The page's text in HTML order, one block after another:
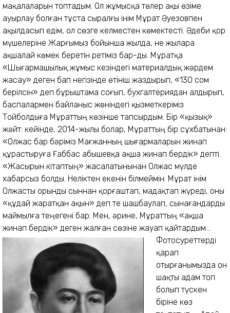
мақалаларын топтадым. Ол жұмысқа төлер ақы өзіме
ауырлау болған тұста сыралғы інім Мұрат Әуезовпен
ақылдасып едім, ол сөзге келместен көмектесті. Әдеби қор
мүшелеріне Жарғымыз бойынша жылда, не жылара
ақшалай көмек беретін ретіміз бар-ды. Мұратқа
«Шығармашылық жұмыс кезіндегі материалдық жәрдем
жасау» деген бап негізінде өтініш жаздырып, «130 сом
берілсін» деп бұрыштама соғып, бухгалтериядан алдырып,
баспалармен байланыс жөніндегі қызметкеріміз
Тойболдыға Мұраттың көзінше тапсырдым. Бір «қызық»
жәйт: кейінде, 2014-жылы болар, Мұраттың бір сұхбатынан:
«Олжас бар бәріміз Мағжанның шығармаларын жинап
құрас­тыруға Ғаббас Қабышевқа ақша жинап бердік» депті.
«Жасырын кітаптың» жасалатынынан Олжас мүлде
хабарсыз болды. Неліктен екенін білмеймін: Мұрат інім
Олжасты орынды сыннан қорғаштап, мадақтап жүреді, оны
«құдай жаратқан ақын» деп те шашбаулап, сынағандарды
маймылға теңегені бар. Мен, әрине, Мұраттың «ақша
жинап бердік» деген жалған сөзіне жауап қайтардым...
Фотосуреттерді қарап отырғанымызда он шақты адам топ болып түскен біріне көз тоқтатып: – Апай, мына фотода кімдер бар, қай жылғы? – дегенмін. – Бұл, егер ұмытпасам, Мағжан бірінші тұтқыннан босағаннан кейін Мәскеуде тұрғанымызда түскені ғой... Мәскеуде достары, жолдастары болды. Александр Блокпен, тағы басқа ақындармен араласқан. Блокпен бірге театрға екі-үш рет барғанбыз. – Мына фотода Блок жоқ сияқты, ал Мағаң қайсысы? – дедім. Блоктың фотоларын сан көргендіктен оның мұнда жоқтығына шүбәләнбадым, ал бейнесі көзімізден ерте таса болған Мағаңды тани алмадым. – Блокпен де фотоға түскеніміз есімде, бірақ, ол фотоны алған-алмағанымды білмеймін, «байтал түтіл бас қайғы» болғанда неміздің, қайда қалғанын білер ес болды ма бізде?!. Иә, аңдағыда Блок жоқ, ал Мағжан бар... – деп апай аса ажарлы жігіт бейнесін сұқ саусағымен нұсқаңқырады да, сонсоң басындағы сары шағи орамалының бір ұшымен әуелі Мағаңның бейнесін, одан кейін басқаларын ақырын ғана сипай сүртіп, бір күрсініп қойды... – Апай, бұл фотоны да алайын, үлкейттірейін, – дедім. – Ала ғой, – деді. Мағаңның фотобейнесін қолжазба-кітап көлеміне сай 17x22 см. еттіріп төрт дана жасаттым да, бірінші томдарының беташарына желімдедім. Гәзет-журналдарда Мағаңның шаршаңқыраған кейіптегі фотосы шығып жүрген. Бұйрасындау шашы маңдайын жабыңқыраған, өзі бұйығыңқыраған күйдегісі. Ал мына фотосында Мағаң – жігіттің сұлтаны! Бір көргенде-ақ талай көзді суырып ала жаздаған шығар дерлік сұлу бейне! Оның бір данасын 2002-жылы «Қазақ әдебиеті» гәзетінің редакциясына алып барып, жауапты хатшы Еркін Жаппасовқа тапсырдым. «Мағжан ағамыз ғажап көркем болған екен ғой!» деп таңқалды. Ол суретті басқа да гәзет-журналға тараттым. ...Жасырын жасалған (самоиздат) сегіз кітапты Зылиха апайға алып бардым. – Апай, міне, дайын болды! – дедім, қуанышымды жасырмай. – Рахмет, қалқам!.. Рахмет!.. Көп... жүз жаса! – деп қалбалақтаған апай көз жасына ие бола алмай, кітаптарды кезек-кезек сипалай берді... Екі томдықтың бір данасын апайдың өзінде қалдырып, өзгелерін: мемлекеттік архивке, орталық кітапханаға, Әнуар Әлімжановқа бермек болғанбыз. Соны ескеріп: – Мен үшеуін апарып тапсырайын, сіз әуре болмаңыз, жарай ма? – деп едім, апай басын шайқап, білезікті оң қолын сілтеп: – Қалқам, мен басқаша ойлап отырмын. Архивке, кітапханаға тапсырмайық, оларды Әбділда Тәжібаев алып, құртып жібереді, ол Мағжанға тірісінде жау болып еді, өлісінде де әлі жау... Жоқ, кітапты оның қолына түсірмейік! Біреуін Әнуар Әлімжановқа бер, біреуін өзің ал, біреуін... Олжас Сүлейменовке бер, – деді, әншейіндегі қоңыр үні шыңылдаңқырап шығып. Тілегін орындадым. Том­дар­дың алғы бетін өзгерт­кен жоқпын, онда «архивке тапсырылды» деп қазақ, орыс тілдерінде қысқаша сілтеме-түсінік жазғанмын-ды. Әнуар өзіне тапсырылғанды: «Сен архивші-тарихшысың ғой, менен гөрі сенде болғаны дұрыс шығар», деп жазушы Амантай Сатаевқа сыйлапты. Жақсы жолдасым, сырласым Амантайдың маған ойында жоқ олжаға кенелгенін айтып, «ұпай теңестіргені» бар. Ал екітомдықтың басқа данасын бір күні Жазушылар одағы кеңсесінің подвалынан тауып алдым. Сол жылы, кеңсені күрделі жөндеуден өткізу басталып, иелері босатқан кабинеттерде «керексіз» болып қала берген кітаптар подвалға түсірілген екен.Әлдебір мерейтой алдында бір кітаптар керек болды да, ақын жолдасым Сабырхан Асанов екеуіміз подвалдың кілтін алып түскенбіз. Кітаптар ортаға үйіп қойылыпты. Сабырхан аңырып тұрып қалып: «Астапыралла!» – деді. Шынында, көз ұялар, көңіл қажалар көрініс болғанмен, не істерсің, керегімізді іздеуге кірістік. Бір тұстан өзіме таныс қос қоңыр томды көріп қалдым да, дереу ұмтылып барып алдым. «О не? Не кітап?» деді Сабырхан. Мен көрсеттім, айттым. (Жазушылар одағындағы төртінші хатшылық қызметінен Кинематография комитетінің төрағалығына ауысып кеткен Олжас Сүлейменовтің кабинетінде қалған кітаптармен бірге шығарып тасталғанын түсіндім). Сабырхан: «Маған берші!» деді, құмарта қалып. Көңілін жықпадым, бірінші томын бердім. Ал екінші томын «құпия қостомдық» шығарғанымнан хабардар сырлас ағам – жазушы-сыншы профессор Тұрсынбек Кәкішев: «Мағжан Жұмабаевтың аудармалары туралы зерттеу еңбек жазуыма керек еді» деп алды. Мағаң толық ақталды. Қуанышымызда шек болған жоқ. Баспадан алғашқы жинағы шықты. Зыхаңа барып, құттықтап: – Апай, көңіліңіздегі пәлен батпан зілден арылдыңыз ғой, сүйінішіңіз ұзағынан болсын! – дедім. Апай құшақтап, бетімнен сүйді де: – Отыршы, саған бір нәрсе айтайын. Мағжанның ақталғаны, кітабы шыққаны – халқына қуаныш, маған кеш болса да, аздап болса да бақыт. Біраз жасарып та қалдым, – деп жымиды. – Бірақ... – Апай қабақ шытты. Дөңгелек көзі кіреукеленді. – Орыстар: «Сила есть, ума не надо» дейді ғой, солай болды. Анау цекадағылар күш көрсетуден әлі де танар емес, кітаптың алғысөзін әлгі Әбділда Тәжібаевқа жаздырды, менің қарсылығыма қарамады, ұятсыздар!.. – Апай, оған қамықпаңыз, Тәжібаев та, цекадағылар да жұмырбасты пенделер емес пе, – деп жұбатқан болдым. Ал апайдың наразылығы орынды еді. – «Жұмырбасты» дейсің, шақшабастыларда да өздеріне жетерлік ақыл, ұят болуы керек қой?! Өмір бойы Мағжанды жамандап келген Әбділда Тәжібаев аяқастынан мағжаншыл бола қалыпты! Одан басқа жаза алатындар жоқ болғаны ма? Тым болмаса мына тірі отырған менің қарсылығыма құлақ қойса еді? «Е, ол кемпірдің бары не, жоғы не» дегендері ме?!. «Партияның орталық комитетіненмін» деп нығызданып бір жігіт келді, бетінің бәрі түк пе, біртүрлі, қиқоңыз сияқты сүйкімсіз. «Сіз келіспесеңіз де, алғысөзді Әбділда Тәжібаевқа жаздырамыз!» деп күш көрсетіп кетті. Сөйлесейін, хал-жағдайын білейін, пікірін естиін деп келмепті, сіресіп кіріп, сіресіп шықты. Бір­деңетай Бірдеңебеков деді ме... аты-жөні... Мен ғұмырымды Мағжанды жоқтаумен өткіздім, бірінші тұтқындалғанда соңынан Сібірге барып сенделдім, ал айырылып аңырап қалғаннан кейін оның жазғандарын жинауға кірістім, редакциялардан, КазГУ-дің архивінен іздеп, көрінгенге жалынып, жаутаңкөз болып, аш-жалаңаш жүріп жинадым, – дегенінде апайдың көзінен жас домалап-домалап кетті. Мен жұбатьш бақтым. – Цекасы бар, баспасы бар бәрінде... жап-жас жігіттер... жүректері қандай қатты... аппақ басыммен жалынсам да, ешбірі жібімеді... бәрі күшті екен баяғыдай... Ғаббас қалқам, анау-мынау бос сөзді айтып, сені шаршатып жібердім бе, кешір! – Шаршатқан жоқсыз, апай, олай демеңіз, ал бізге керегі – сіздің енді қажымауыңыз, қайраттана түсуіңіз. Мағаңның ұлы тойы басталып кетті, топ ортамызда өзіңіз болып, талай салтанатты көресіз, яғни, өткеннің керегі жоқтарын есіңізге ала бермеңіз, күшіңізді сақтаңыз, апай! – Қалқам, Мағжанның қуғын көретіндей, «халық жауы» деп құртып жіберетіндей жазығы болған жоқ. Ленинді, революцияны ұнатпай бір-екі өлең жазған, айыбы сол шығар. Онысын да анау баққүндестері өршіте айтып, асқындырып жіберді... Жарықтық білімді адам еді және айтқанынан қайтпайтын, ешкімнен именбейтін еді. Бірінші рет қамалып, шығып келген соң осы Алматыда оған жұмыс бермеді, гәзит-журналға жолатпай қойды. Бірде түн ортасында өңі қап-қара болып келді, миына қан құйылып кететін шығар деп қорықтым, құдай сақтады. «Анау төрешіктер мені жындандыратын шығар. «Сталин жолдастан, партиядан, халықтан кешірім сұрап хат жаз!» деп қинап бітірді. Мен шаршадым, қажыдым. «Нендей айып тақсаңдар да, не деп жазсаңдар да мейілдерің, әкеліңдер, бәріне қол қойып беремін дедім де, қол қойып беріп құтылдым, жинала бер, ертең елге кетемін, бұларға қарамды көрсетпеймін, енді өлігімді ғана көрер!» деді... Сөйтіп, Қызылжарға кеттік. Бірақ онда да тыныштық болмады, қызметке алмады. Амал не, ақырында зоотехник болды, бір жамиғатының жәрдемімен. Қарап отырып аштан өлсін бе енді... Бір айдан кейін ол жұмыстан да босатты, Алматыда қалған «достары» айқай салыпты: «халық жауына қамқорлық жасаушылар табылды!» деп... Көп сөйлеп кеттім-ау, қояйын осымен. Қайсыбірін айтарсың... – Апай орамалының ұшымен көзін тағы сүртті. Содан кейін: «Жазушы» деп аталатын баспадан бір жігіт келіп, менен Мағжанның кітаптарын сұрады. Мен өзің жасап қойған екі томды бердім. «Мағжан ағаның ақталғанына бәріміз қуанып, кітабын тез шығармақпыз» деді. Мен екі томды ұсынып отырып: «Бұларды Ғаббас Қабышев дайындаған, бірінші томының алғашқы бетінде жазулы, соны атап жазыңдар» деп едім, шіркіндер жазбапты», – деді налысты үнмен. – Апай, оны еске алмай-ақ қойыңыз, маған Мағаңның жинағы шыққаны ғана керек еді ғой, – дедім. ...Кейінде қайсыбір гәзеттерде шаң беріп қалып жүрген «Мағжан Жұмабаевтың хаты» Мағаңның «қол қойып беріп құтылдым» хаты болды. Қолдарына түссе, адам тұрғай, Құдайды ұрып өлтіруге дайын қарапиғылдыларға қор болдың-ау, қайран Маға!.. Жасы тоқсанға тақалған Зылиха апай: «Мағжанның сүйегі қайда қалғанын кім білсін, туған жердің топырағы ең болмаса маған бұйырсын» деп Солтүстік Қазақстанға, Қызылжарға қоныс аударып, сонда бақиға аттанды. *** Қосымша: Қазекем алып­қашты сөзге бай ғой. Сол «байлығымен» барды жоқ етіп, жоқты бар ете береді. Оған Шығыс Қазақстан облыстық «Дидар» гәзетінің 2015 жылғы маусым айының 18-і күнгі санында жарияланған «Абдолла Әбдірахманов: Суреттегі адамның өңі Мағжанға ұқсайды» деген шағын мақаланы оқып, суретке көз салғанда тағы да куә болдым. Әңгіме марқұм ақынымыз Мағжан Жұмабаев хақында екен. Гәзетке дереу мақала жазып жібердім. Жарияланды. Қысқаша мазмұны былайша: «...Мағаң жайындағы бос сөзді тізер болсам, мысалы: Абдолла ақсақал Магадан түрмесінде бірге отырыпты; Бауыржан Момышұлы Красноярск қаласында жүздесіпті; жерлесі Хамза Абдуллин «1956 жылы Новая Земля деген жерде айдау­да қайтыс болғанын» біліпті... Солардан алдымен Бауыржан Момышұлының «кездескеніне» тоқталсам, мен Баукеңмен үш мәрте әңгімелескенімде – сонау аштық, «халық жауы» науқаны, соңғы соғыс, әдебиет және заман туралы пікірлерін барлағанымда көп жәйтті дағдысынша қадап-қадап айтты. «Қазақ тілінің ертеңі мені қатты алаңдатады» деп бір түйсе, «Сәкен Сейфуллин қуатты, сымбатты ақын болды» деп екі түйсе, «Ілияс Жансүгіровтің «Дала», «Құлагер» дастандары ғажап! Дұрыс па?!» деді, маған жорта ежірейіңкіреп. Басқа ақын-жазушыларға қатысты ештеңе демеді. Баукең егер Мағжан Жұмабаевты тауқыметті күндерінде бір рет қана көрсе де, күйіне айтар